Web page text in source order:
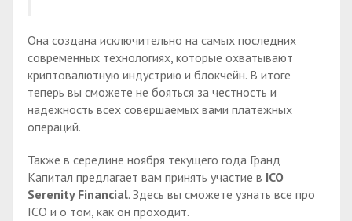
Она создана исключительно на самых последних
современных технологиях, которые охватывают
криптовалютную индустрию и блокчейн. В итоге
теперь вы сможете не бояться за честность и
надежность всех совершаемых вами платежных
операций.
Также в середине ноября текущего года Гранд
Капитал предлагает вам принять участие в ICO
Serenity Financial. Здесь вы сможете узнать все про
ICO и о том, как он проходит.